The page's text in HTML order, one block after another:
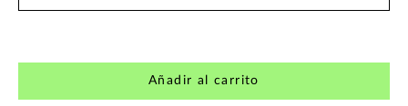
Añadir al carrito